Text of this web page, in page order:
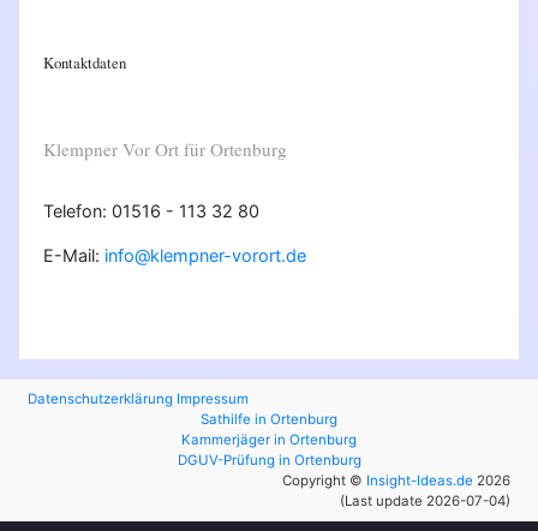
Kontaktdaten
Klempner Vor Ort für Ortenburg
Telefon: 01516 - 113 32 80
E-Mail: info@klempner-vorort.de
Datenschutzerklärung Impressum
Sathilfe in Ortenburg
Kammerjäger in Ortenburg
DGUV-Prüfung in Ortenburg
Copyright © Insight-Ideas.de 2026
(Last update 2026-07-04)